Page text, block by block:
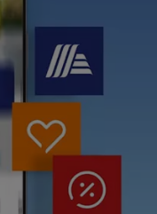
Übersicht der